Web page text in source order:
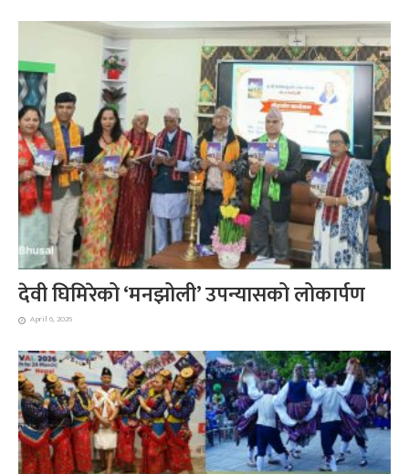
देवी घिमिरेको ‘मनझोली’ उपन्यासको लोकार्पण
April 6, 2026